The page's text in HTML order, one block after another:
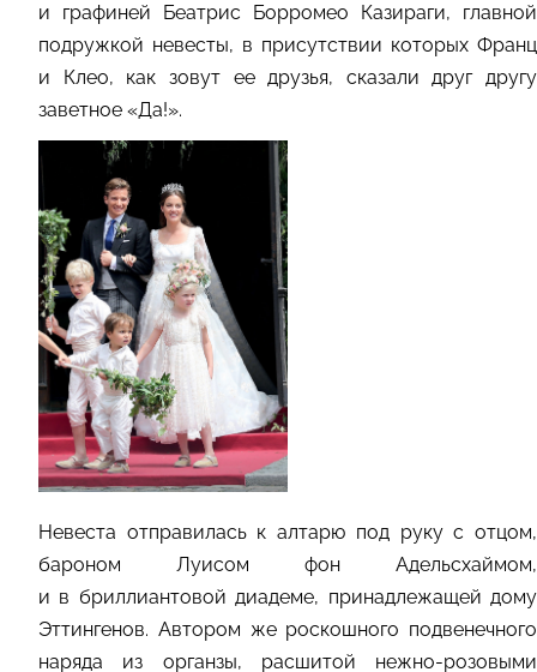
и графиней Беатрис Борромео Казираги, главной
подружкой невесты, в присутствии которых Франц
и Клео, как зовут ее друзья, сказали друг другу
заветное «Да!».
Невеста отправилась к алтарю под руку с отцом,
бароном Луисом фон Адельсхаймом,
и в бриллиантовой диадеме, принадлежащей дому
Эттингенов. Автором же роскошного подвенечного
наряда из органзы, расшитой нежно-розовыми